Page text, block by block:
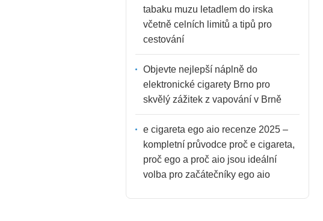
tabaku muzu letadlem do irska
včetně celních limitů a tipů pro
cestování
Objevte nejlepší náplně do
elektronické cigarety Brno pro
skvělý zážitek z vapování v Brně
e cigareta ego aio recenze 2025 –
kompletní průvodce proč e cigareta,
proč ego a proč aio jsou ideální
volba pro začátečníky ego aio